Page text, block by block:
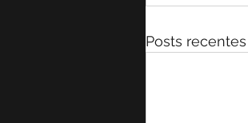
Posts recentes